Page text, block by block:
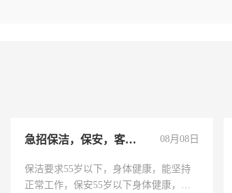
急招保洁，保安，客服，工程 08月08日
保洁要求55岁以下，身体健康，能坚持
正常工作，保安55岁以下身体健康，有